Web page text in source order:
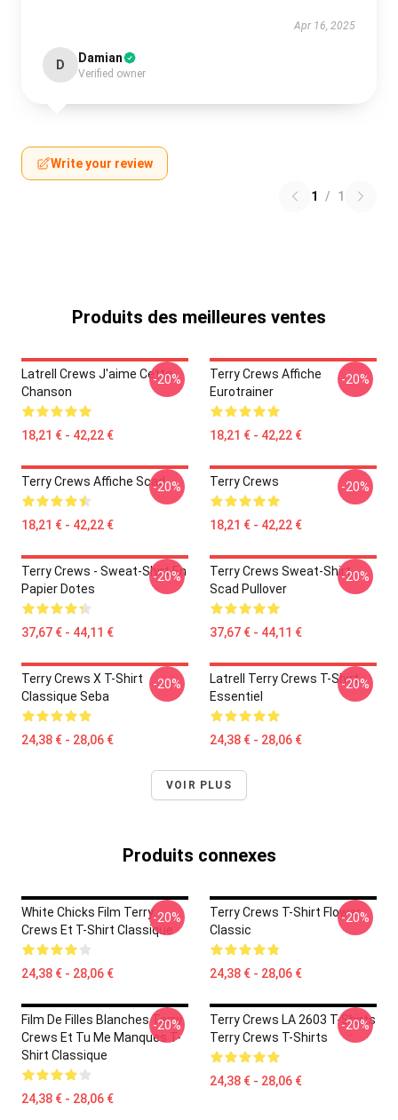
Apr 16, 2025
D Damian
Verified owner
Write your review
1 / 1
Produits des meilleures ventes
Latrell Crews J'aime Cette
Chanson
18,21 € - 42,22 €
-20%
Terry Crews Affiche
Eurotrainer
18,21 € - 42,22 €
-20%
Terry Crews Affiche Scad
18,21 € - 42,22 €
-20% Terry Crews
18,21 € - 42,22 €
-20%
Terry Crews - Sweat-Shirt En
Papier Dotes
37,67 € - 44,11 €
-20%
Terry Crews Sweat-Shirt
Scad Pullover
37,67 € - 44,11 €
-20%
Terry Crews X T-Shirt
Classique Seba
24,38 € - 28,06 €
-20%
Latrell Terry Crews T-Shirt
Essentiel
24,38 € - 28,06 €
-20%
VOIR PLUS
Produits connexes
White Chicks Film Terry
Crews Et T-Shirt Classique
24,38 € - 28,06 €
-20%
Terry Crews T-Shirt Flower
Classic
24,38 € - 28,06 €
-20%
Film De Filles Blanches Terry
Crews Et Tu Me Manques T-
Shirt Classique
24,38 € - 28,06 €
-20%
Terry Crews LA 2603 T-Shirts
Terry Crews T-Shirts
24,38 € - 28,06 €
-20%